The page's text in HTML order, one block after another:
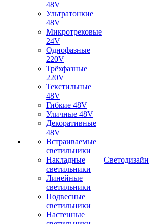
48V
Ультратонкие
48V
Микротрековые
24V
Однофазные
220V
Трёхфазные
220V
Текстильные
48V
Гибкие 48V
Уличные 48V
Декоративные
48V
Встраиваемые
светильники
Накладные
светильники
Линейные
светильники
Подвесные
светильники
Настенные
Светодизайн